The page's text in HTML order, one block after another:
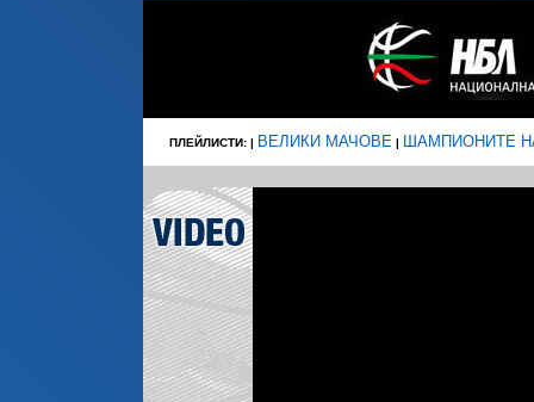
ПЛЕЙЛИСТИ: | ВЕЛИКИ МАЧОВЕ | ШАМПИОНИТЕ